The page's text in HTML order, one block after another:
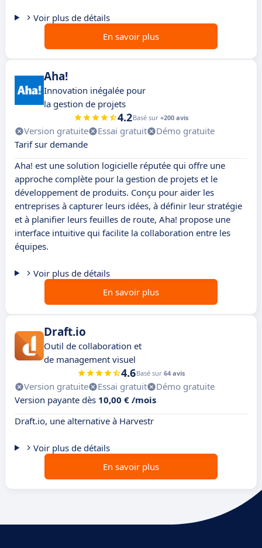
Voir plus de détails
En savoir plus
Aha!
Innovation inégalée pour
la gestion de projets
4.2Basé sur +200 avis
Version gratuite Essai gratuit
Démo gratuite
Tarif sur demande
Aha! est une solution logicielle réputée qui offre une
approche complète pour la gestion de projets et le
développement de produits. Conçu pour aider les
entreprises à capturer leurs idées, à définir leur stratégie
et à planifier leurs feuilles de route, Aha! propose une
interface intuitive qui facilite la collaboration entre les
équipes.
Voir plus de détails
En savoir plus
Draft.io
Outil de collaboration et
de management visuel
4.6Basé sur 64 avis
Version gratuite Essai gratuit
Démo gratuite
Version payante dès 10,00 € /mois
Draft.io, une alternative à Harvestr
Voir plus de détails
En savoir plus